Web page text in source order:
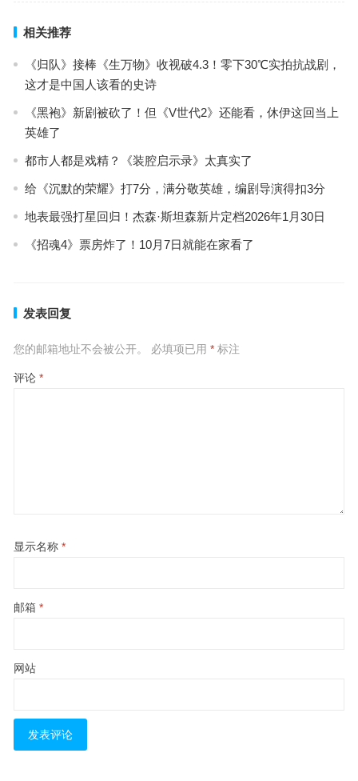
相关推荐
《归队》接棒《生万物》收视破4.3！零下30℃实拍抗战剧，
这才是中国人该看的史诗
《黑袍》新剧被砍了！但《V世代2》还能看，休伊这回当上
英雄了
都市人都是戏精？《装腔启示录》太真实了
给《沉默的荣耀》打7分，满分敬英雄，编剧导演得扣3分
地表最强打星回归！杰森·斯坦森新片定档2026年1月30日
《招魂4》票房炸了！10月7日就能在家看了
发表回复
您的邮箱地址不会被公开。 必填项已用 *标注
评论 *
显示名称 *
邮箱 *
网站